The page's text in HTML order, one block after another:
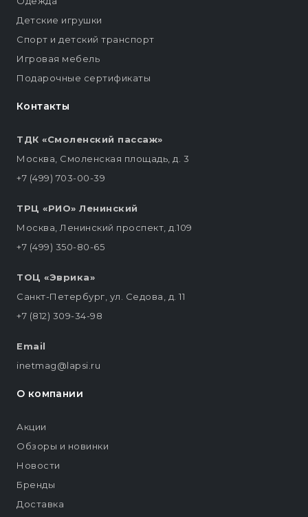
Контакты
ТДК «Смоленский пассаж»
Москва, Смоленская площадь, д. 3
+7 (499) 703-00-39
ТРЦ «РИО» Ленинский
Москва, Ленинский проспект, д.109
+7 (499) 350-80-65
ТОЦ «Эврика»
Санкт-Петербург, ул. Седова, д. 11
+7 (812) 309-34-98
Email
inetmag@lapsi.ru
Детские игрушки
Спорт и детский транспорт
Игровая мебель
Подарочные сертификаты
О компании
Акции
Обзоры и новинки
Новости
Бренды
Доставка